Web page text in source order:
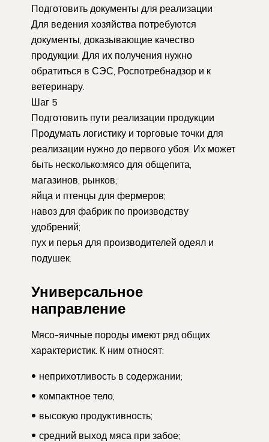
Подготовить документы для реализации
Для ведения хозяйства потребуются
документы, доказывающие качество
продукции. Для их получения нужно
обратиться в СЭС, Роспотребнадзор и к
ветеринару.
Шаг 5
Подготовить пути реализации продукции
Продумать логистику и торговые точки для
реализации нужно до первого убоя. Их может
быть несколько:мясо для общепита,
магазинов, рынков;
яйца и птенцы для фермеров;
навоз для фабрик по производству
удобрений;
пух и перья для производителей одеял и
подушек.
Универсальное
направление
Мясо-яичные породы имеют ряд общих
характеристик. К ним относят:
неприхотливость в содержании;
компактное тело;
высокую продуктивность;
средний выход мяса при забое;